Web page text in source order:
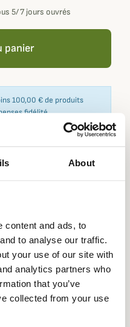
About
content and ads, to
to analyse our traffic.
your use of our site with
analytics partners who
that you’ve
collected from your use
5/ 7 jours ouvrés
panier
100,00 € de produits
fidélité.
innovation pour cette